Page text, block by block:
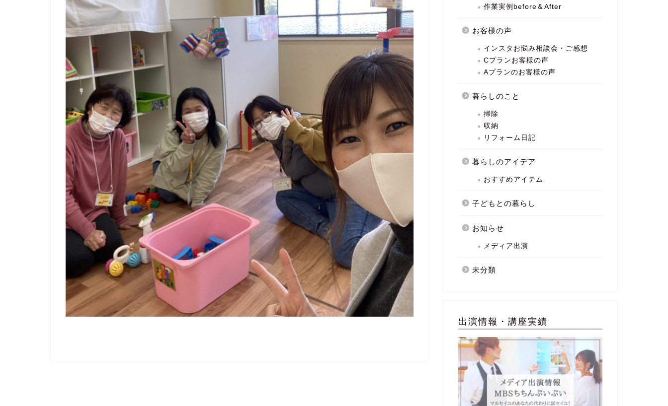
作業実例before＆After
お客様の声
インスタお悩み相談会・ご感想
Cプランお客様の声
Aプランのお客様の声
暮らしのこと
掃除
収納
リフォーム日記
暮らしのアイデア
おすすめアイテム
子どもとの暮らし
お知らせ
メディア出演
未分類
出演情報・講座実績